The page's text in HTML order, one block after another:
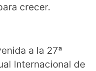
crecer.
a la 27ª
Internacional de